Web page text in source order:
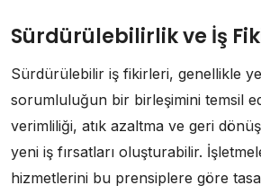
Sürdürülebilirlik ve İş
Sürdürülebilir iş fikirleri, genellikle
sorumluluğun bir birleşimini temsil
verimliliği, atık azaltma ve geri
yeni iş fırsatları oluşturabilir.
hizmetlerini bu prensiplere göre